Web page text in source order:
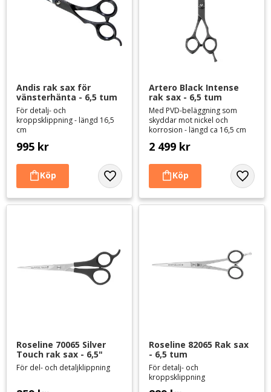
Andis rak sax för
vänsterhänta - 6,5 tum
För detalj- och
kroppsklippning - längd 16,5
cm
995 kr
Lägg till i favoriter
Artero Black Intense
rak sax - 6,5 tum
Med PVD-beläggning som
skyddar mot nickel och
korrosion - längd ca 16,5 cm
2 499 kr
Lägg
Roseline 70065 Silver
Touch rak sax - 6,5"
För del- och detaljklippning
Roseline 82065 Rak sax
- 6,5 tum
För detalj- och
kroppsklippning